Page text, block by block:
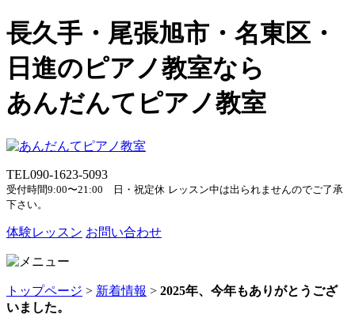
長久手・尾張旭市・名東区・
日進のピアノ教室なら
あんだんてピアノ教室
TEL090-1623-5093
受付時間9:00〜21:00 日・祝定休 レッスン中は出られませんのでご了承
下さい。
体験レッスン お問い合わせ
トップページ > 新着情報 > 2025年、今年もありがとうござ
いました。